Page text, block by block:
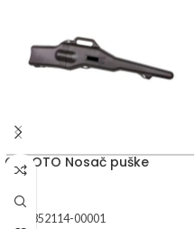
CFMOTO Nosač puške
852114-00001